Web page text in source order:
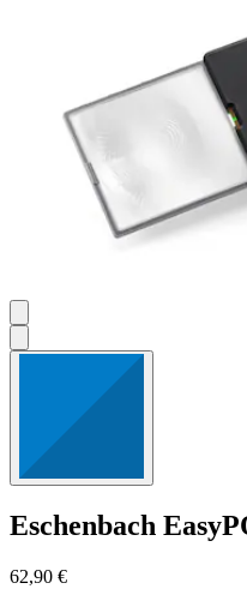
Eschenbach
62,90 €